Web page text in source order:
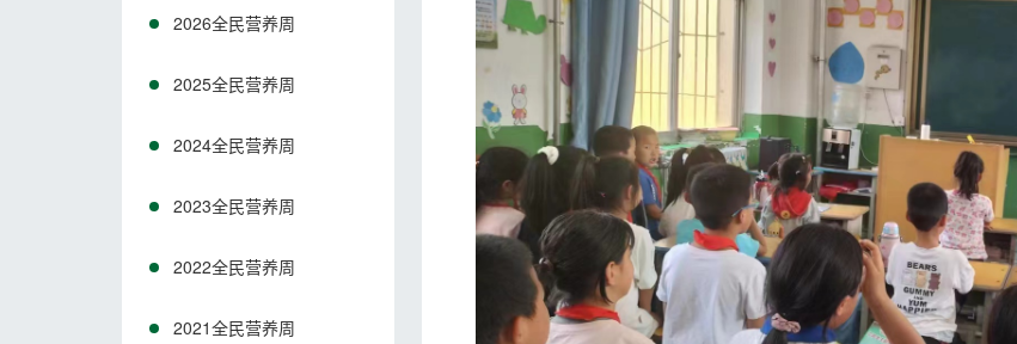
2026全民营养周
2025全民营养周
2024全民营养周
2023全民营养周
2022全民营养周
2021全民营养周